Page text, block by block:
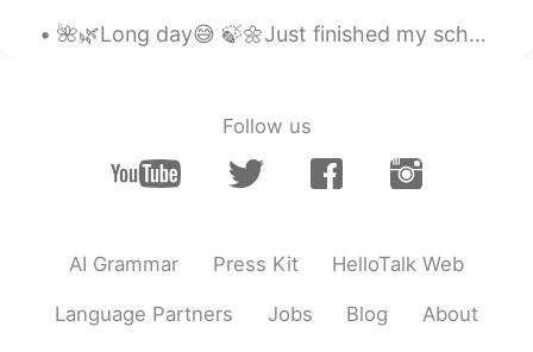
글 잘 쓰시네
공감합니다ㅎㅎ 저도 SNS를 안 한후부터 사
진을 잘 안찍게 되더라고요. 올리비아님 말
씀처럼 정말 찍고 싶은 사진만, 잊고 싶지 않
KR EN
🌺🌿Long day😅 🍃🌼Just finished my school work drank a lot of water. I’m feeling tired now. Time for...
Follow us
AI Grammar Press Kit HelloTalk Web
Language Partners Jobs Blog About